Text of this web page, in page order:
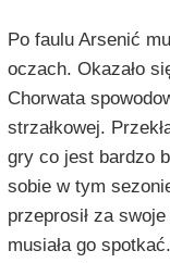
Po faulu Arsenić
oczach. Okazało
Chorwata
strzałkowej.
gry co jest bardzo
sobie w tym
przeprosił za
musiała go